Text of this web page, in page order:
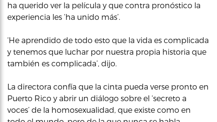
ha querido ver la película y que contra pronóstico la
experiencia les ‘ha unido más’.
‘He aprendido de todo esto que la vida es complicada
y tenemos que luchar por nuestra propia historia que
también es complicada’, dijo.
La directora confía que la cinta pueda verse pronto en
Puerto Rico y abrir un diálogo sobre el ‘secreto a
voces’ de la homosexualidad, que existe como en